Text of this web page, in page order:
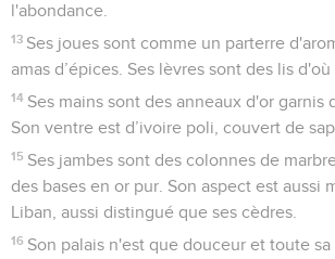
l'abondance.
13 Ses joues sont comme un parterre
amas d’épices. Ses lèvres sont des lis
14 Ses mains sont des anneaux d'or garnis
Son ventre est d’ivoire poli, couvert de
15 Ses jambes sont des colonnes de
des bases en or pur. Son aspect est aussi
Liban, aussi distingué que ses cèdres.
16 Son palais n'est que douceur et toute